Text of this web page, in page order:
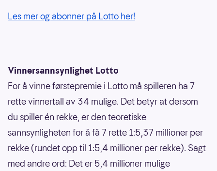
Les mer og abonner på Lotto her!
Vinnersannsynlighet Lotto
For å vinne førstepremie i Lotto må spilleren ha 7
rette vinnertall av 34 mulige. Det betyr at dersom
du spiller én rekke, er den teoretiske
sannsynligheten for å få 7 rette 1:5,37 millioner per
rekke (rundet opp til 1:5,4 millioner per rekke). Sagt
med andre ord: Det er 5,4 millioner mulige